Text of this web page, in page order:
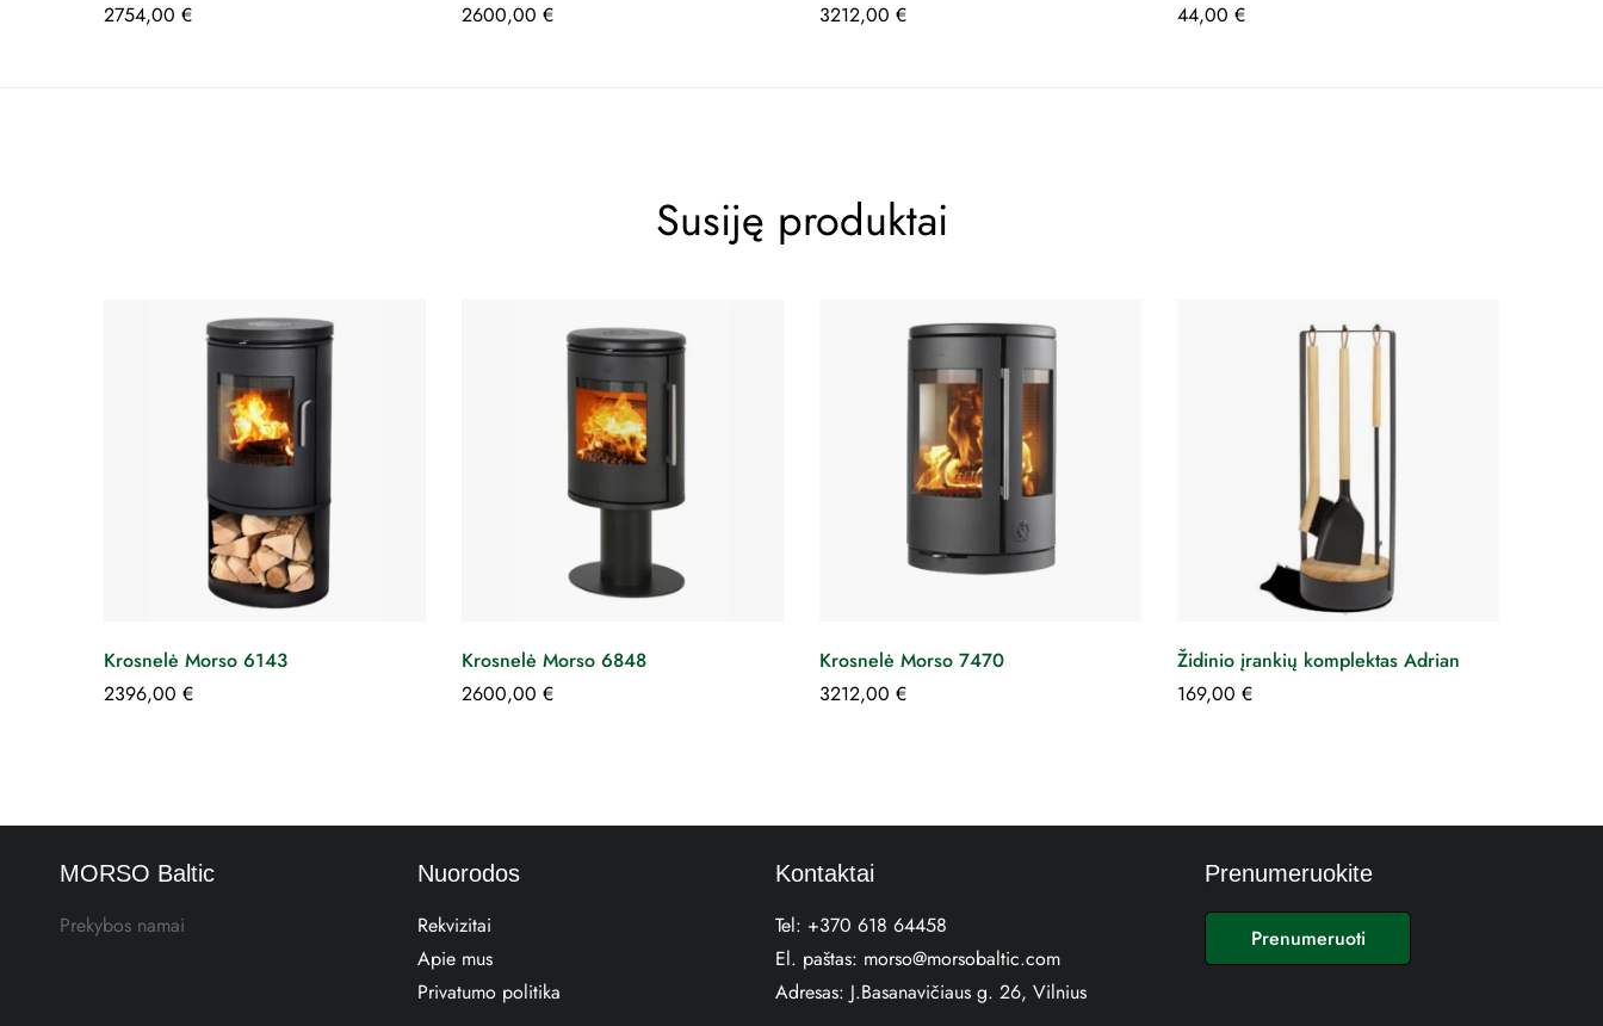
2754,00 €
2600,00 €
3212,00 €
44,00 €
Susiję produktai
Krosnelė Morso 6143
2396,00 €
Krosnelė Morso 6848
2600,00 €
Krosnelė Morso 7470
3212,00 €
Židinio įrankių komplektas Adrian
169,00 €
MORSO Baltic
Prekybos namai
Nuorodos
Rekvizitai
Apie mus
Privatumo politika
Kontaktai
Tel: +370 618 64458
El. paštas: morso@morsobaltic.com
Adresas: J.Basanavičiaus g. 26, Vilnius
Prenumeruokite
E
m
Prenumeruoti